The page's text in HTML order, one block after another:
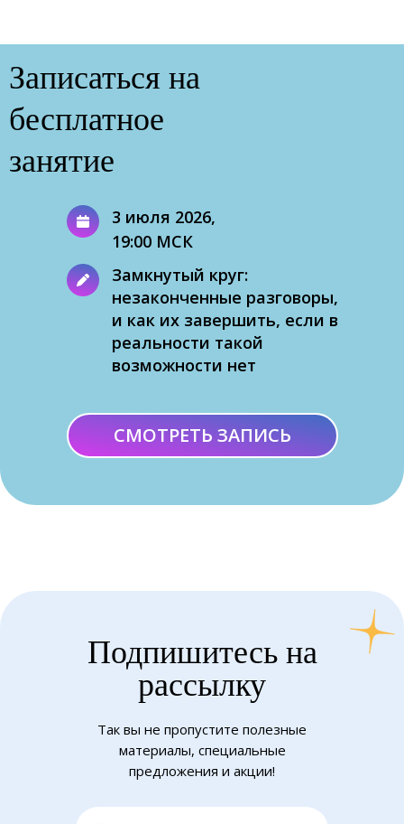
Замкнутый круг:
незаконченные разговоры,
и как их завершить, если в
реальности такой
возможности нет
3 июля 2026,
19:00 МСК
Записаться на
бесплатное
занятие
СМОТРЕТЬ ЗАПИСЬ
Подпишитесь на
рассылку
Так вы не пропустите полезные
материалы, специальные
предложения и акции!